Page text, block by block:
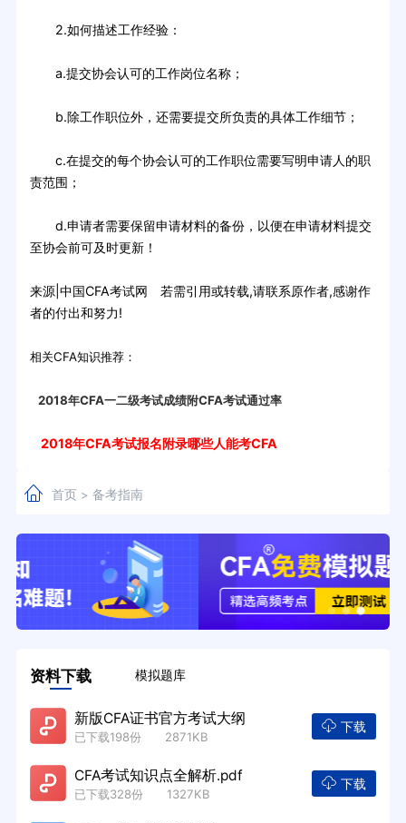
2.如何描述工作经验：
a.提交协会认可的工作岗位名称；
b.除工作职位外，还需要提交所负责的具体工作细节；
c.在提交的每个协会认可的工作职位需要写明申请人的职
责范围；
d.申请者需要保留申请材料的备份，以便在申请材料提交
至协会前可及时更新！
来源|中国CFA考试网 若需引用或转载,请联系原作者,感谢作
者的付出和努力!
相关CFA知识推荐：
2018年CFA一二级考试成绩附CFA考试通过率
2018年CFA考试报名附录哪些人能考CFA
首页> 备考指南
资料下载 模拟题库
新版CFA证书官方考试大纲
已下载198份 2871KB
下载
CFA考试知识点全解析.pdf
已下载328份 1327KB
下载